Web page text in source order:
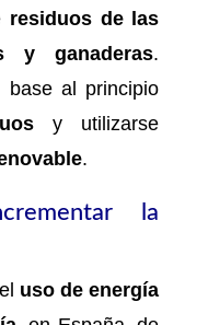
residuos de las
y ganaderas.
base al principio
y utilizarse
.
la
uso de energía